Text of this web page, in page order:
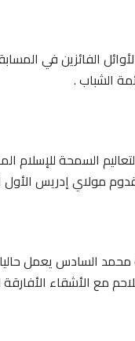
الفائزين في
الشباب .
السمحة للإسلام
مولاي إدريس
السادس يعمل حاليا
مع الأشقاء